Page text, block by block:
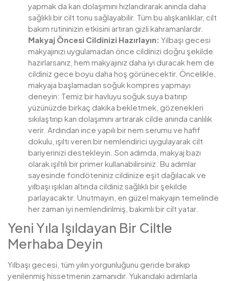
yapmak da kan dolaşımını hızlandırarak anında daha
sağlıklı bir cilt tonu sağlayabilir. Tüm bu alışkanlıklar, cilt
bakım rutininizin etkisini artıran gizli kahramanlardır.
Makyaj Öncesi Cildinizi Hazırlayın: Yılbaşı gecesi
makyajınızı uygulamadan önce cildinizi doğru şekilde
hazırlarsanız, hem makyajınız daha iyi duracak hem de
cildiniz gece boyu daha hoş görünecektir. Öncelikle,
makyaja başlamadan soğuk kompres yapmayı
deneyin: Temiz bir havluyu soğuk suya batırıp
yüzünüzde birkaç dakika bekletmek, gözenekleri
sıkılaştırıp kan dolaşımını artırarak cilde anında canlılık
verir. Ardından ince yapılı bir nem serumu ve hafif
dokulu, ışıltı veren bir nemlendirici uygulayarak cilt
bariyerinizi destekleyin. Son adımda, makyaj bazı
olarak ışıltılı bir primer kullanabilirsiniz. Bu adımlar
sayesinde fondöteniniz cildinize eşit dağılacak ve
yılbaşı ışıkları altında cildiniz sağlıklı bir şekilde
parlayacaktır. Unutmayın, en güzel makyajın temelinde
her zaman iyi nemlendirilmiş, bakımlı bir cilt yatar.
Yeni Yıla Işıldayan Bir Ciltle
Merhaba Deyin
Yılbaşı gecesi, tüm yılın yorgunluğunu geride bırakıp
yenilenmiş hissetmenin zamanıdır. Yukarıdaki adımlarla